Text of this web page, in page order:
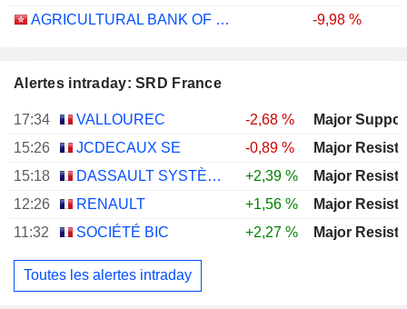
AGRICULTURAL BANK OF CHINA LIMITED
-9,98 %
Alertes intraday: SRD France
17:34 VALLOUREC
-2,68 %
15:26
JCDECAUX SE
-0,89 %
15:18
DASSAULT SYSTÈMES SE
+2,39 %
12:26
RENAULT
+1,56 %
11:32
SOCIÉTÉ BIC +2,27 %
Toutes les alertes intraday